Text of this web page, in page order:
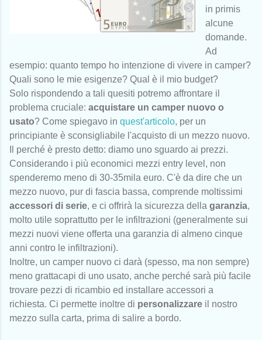
in primis
alcune
domande.
Ad
esempio: quanto tempo ho intenzione di vivere in camper?
Quali sono le mie esigenze? Qual è il mio budget?
Solo rispondendo a tali quesiti potremo affrontare il
problema cruciale: acquistare un camper nuovo o
usato? Come spiegavo in quest'articolo, per un
principiante è sconsigliabile l'acquisto di un mezzo nuovo.
Il perché è presto detto: diamo uno sguardo ai prezzi.
Considerando i più economici mezzi entry level, non
spenderemo meno di 30-35mila euro. C'è da dire che un
mezzo nuovo, pur di fascia bassa, comprende moltissimi
accessori di serie, e ci offrirà la sicurezza della garanzia,
molto utile soprattutto per le infiltrazioni (generalmente sui
mezzi nuovi viene offerta una garanzia di almeno cinque
anni contro le infiltrazioni).
Inoltre, un camper nuovo ci darà (spesso, ma non sempre)
meno grattacapi di uno usato, anche perché sarà più facile
trovare pezzi di ricambio ed installare accessori a
richiesta. Ci permette inoltre di personalizzare il nostro
mezzo sulla carta, prima di salire a bordo.